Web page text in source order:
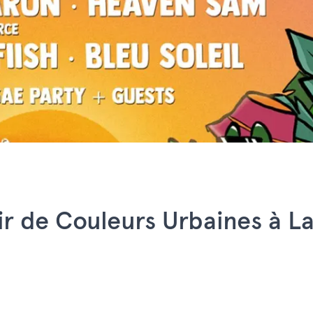
de Couleurs Urbaines à